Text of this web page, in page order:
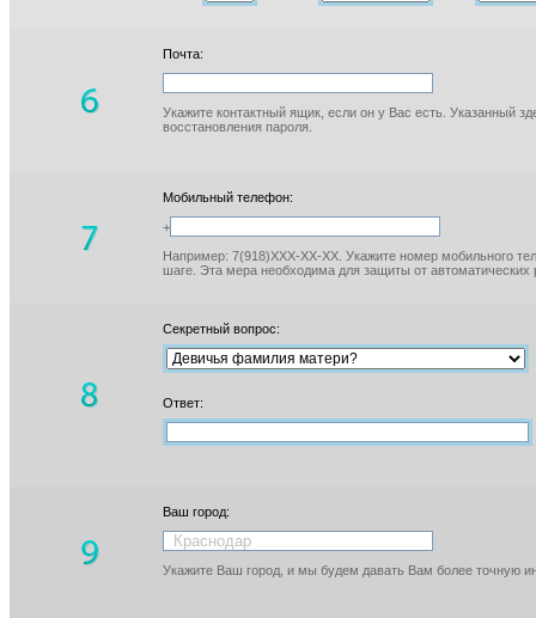
Почта:
Укажите контактный ящик, если он у Вас есть. Указанный
восстановления пароля.
Мобильный телефон:
+
Например: 7(918)XXX-XX-XX. Укажите номер мобильного
шаге. Эта мера необходима для защиты от автоматических
Секретный вопрос:
Ответ:
Ваш город:
Укажите Ваш город, и мы будем давать Вам более точную